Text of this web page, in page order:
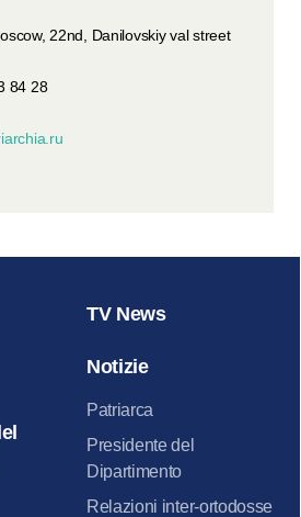
22nd, Danilovskiy val street
84 28
TV News
Notizie
Patriarca
Presidente del
Dipartimento
Relazioni inter-ortodosse